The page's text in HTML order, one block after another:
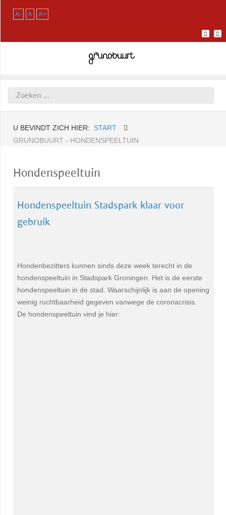
A- A A+
U BEVINDT ZICH HIER: START
GRUNOBUURT - HONDENSPEELTUIN
Hondenspeeltuin
Hondenspeeltuin Stadspark klaar voor
gebruik
Hondenbezitters kunnen sinds deze week terecht in de
hondenspeeltuin in Stadspark Groningen. Het is de eerste
hondenspeeltuin in de stad. Waarschijnlijk is aan de opening
weinig ruchtbaarheid gegeven vanwege de coronacrisis.
De hondenspeeltuin vind je hier: